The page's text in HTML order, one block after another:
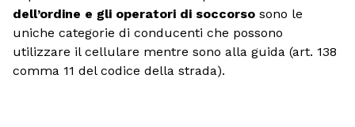
dell’ordine e gli operatori di soccorso sono le
uniche categorie di conducenti che possono
utilizzare il cellulare mentre sono alla guida (art. 138
comma 11 del codice della strada).